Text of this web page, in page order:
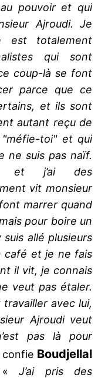
pouvoir et qui
Ajroudi. Je
est totalement
qui sont
coup-là se font
parce que ce
et ils sont
autant reçu de
toi" et qui
ne suis pas naïf.
et j’ai des
vit monsieur
marrer quand
pour boire un
suis allé plusieurs
café et je ne fais
il vit, je connais
veut pas étaler.
avec lui,
Ajroudi veut
pas là pour
confie Boudjellal
J’ai pris des